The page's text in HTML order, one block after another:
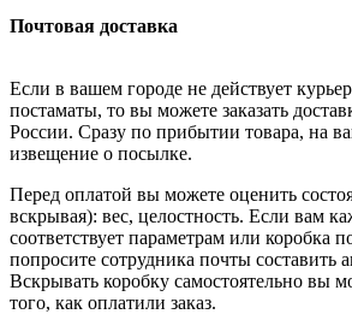
Почтовая доставка
Если в вашем городе не действует
постаматы, то вы можете заказать
России. Сразу по прибытии товара, на
извещение о посылке.
Перед оплатой вы можете оценить
вскрывая): вес, целостность. Если вам
соответствует параметрам или коробка
попросите сотрудника почты составить
Вскрывать коробку самостоятельно вы
того, как оплатили заказ.